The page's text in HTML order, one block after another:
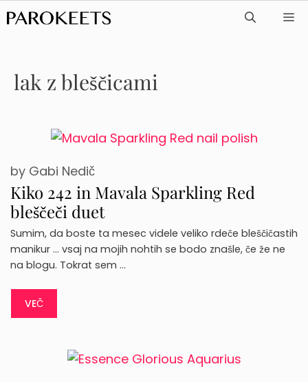
Skip
to
lak z bleščicami
Kiko 242 in Mavala Sparkling Red
bleščeči duet
by Gabi Nedič
Sumim, da boste ta mesec videle veliko rdeče bleščičastih
manikur … vsaj na mojih nohtih se bodo znašle, če že ne
na blogu. Tokrat sem …
VEČ